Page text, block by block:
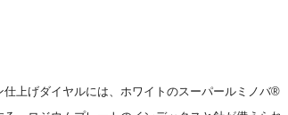
上げダイヤルには、ホワイトのスーパールミノバ®